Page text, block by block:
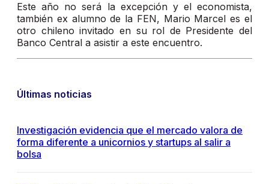
Este año no será la excepción y el economista,
también ex alumno de la FEN, Mario Marcel es el
otro chileno invitado en su rol de Presidente del
Banco Central a asistir a este encuentro.
Últimas noticias
Investigación evidencia que el mercado valora de
forma diferente a unicornios y startups al salir a
bolsa